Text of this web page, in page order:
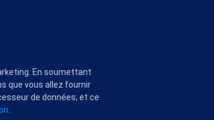
En soumettant
que vous allez fournir
de données; et ce